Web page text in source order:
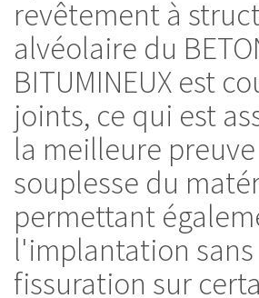
revêtement à
alvéolaire du
BITUMINEUX est
joints, ce qui est
la meilleure
souplesse du
permettant
l'implantation
fissuration sur